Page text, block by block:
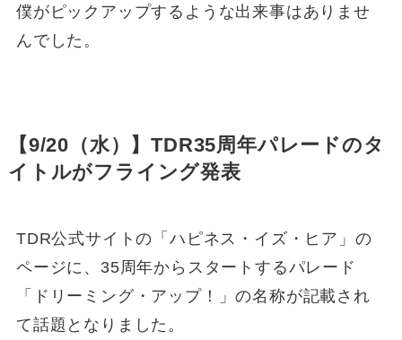
僕がピックアップするような出来事はありませ
んでした。
【9/20（水）】TDR35周年パレードのタ
イトルがフライング発表
TDR公式サイトの「ハピネス・イズ・ヒア」の
ページに、35周年からスタートするパレード
「ドリーミング・アップ！」の名称が記載され
て話題となりました。